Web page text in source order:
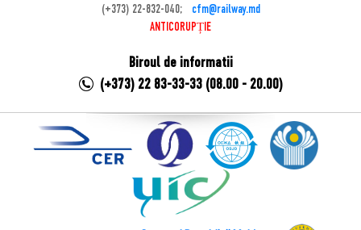
(+373) 22-832-040;
cfm@railway.md
ANTICORUPȚIE
Biroul de informatii
(+373) 22 83-33-33 (08.00 - 20.00)